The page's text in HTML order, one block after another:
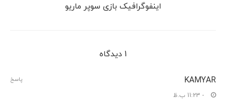
اینفوگرافیک بازی سوپر ماریو
1 دیدگاه
KAMYAR
- 11:23 ب.ظ
پاسخ